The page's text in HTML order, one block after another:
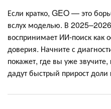
Если кратко, GEO — это
вслух моделью. В
воспринимает ИИ-поиск как
доверия. Начните с
покажет, где вы уже звучите,
дадут быстрый прирост доли